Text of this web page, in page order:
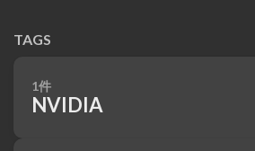
TAGS
1件
NVIDIA